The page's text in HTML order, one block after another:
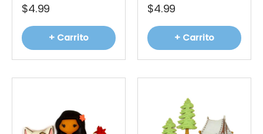
$4.99
+ Carrito
$4.99
+ Carrito